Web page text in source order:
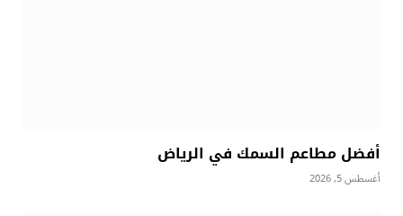
أفضل مطاعم السمك في الرياض
أغسطس 5, 2026